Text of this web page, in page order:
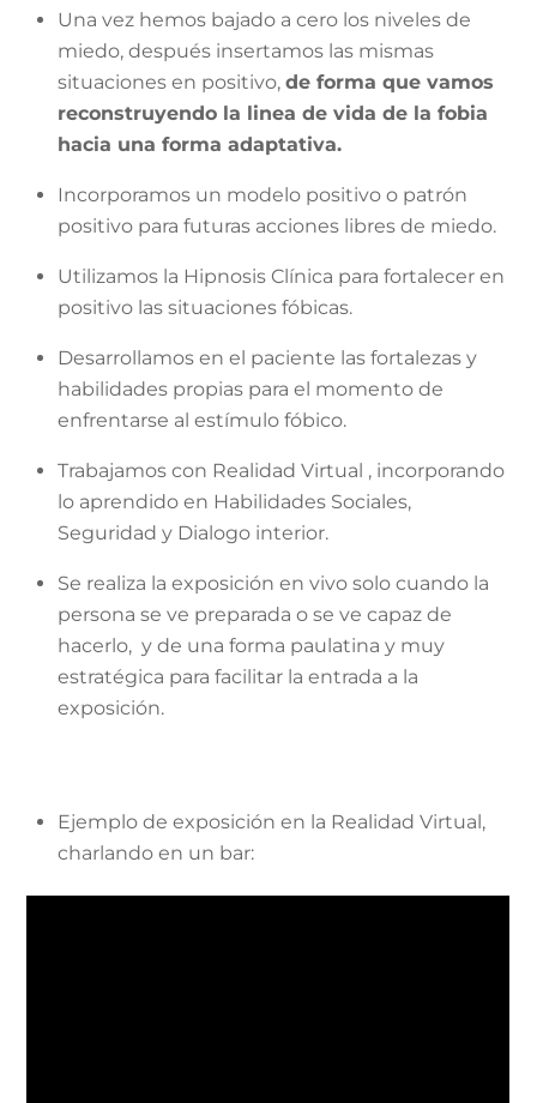
Una vez hemos bajado a cero los niveles de
miedo, después insertamos las mismas
situaciones en positivo, de forma que vamos
reconstruyendo la linea de vida de la fobia
hacia una forma adaptativa.
Incorporamos un modelo positivo o patrón
positivo para futuras acciones libres de miedo.
Utilizamos la Hipnosis Clínica para fortalecer en
positivo las situaciones fóbicas.
Desarrollamos en el paciente las fortalezas y
habilidades propias para el momento de
enfrentarse al estímulo fóbico.
Trabajamos con Realidad Virtual , incorporando
lo aprendido en Habilidades Sociales,
Seguridad y Dialogo interior.
Se realiza la exposición en vivo solo cuando la
persona se ve preparada o se ve capaz de
hacerlo, y de una forma paulatina y muy
estratégica para facilitar la entrada a la
exposición.
Ejemplo de exposición en la Realidad Virtual,
charlando en un bar: